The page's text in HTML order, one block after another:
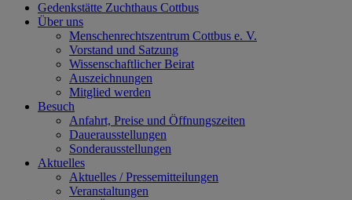
Gedenkstätte Zuchthaus Cottbus
Über uns
Menschenrechtszentrum Cottbus e. V.
Vorstand und Satzung
Wissenschaftlicher Beirat
Auszeichnungen
Mitglied werden
Besuch
Anfahrt, Preise und Öffnungszeiten
Dauerausstellungen
Sonderausstellungen
Aktuelles
Aktuelles / Pressemitteilungen
Veranstaltungen